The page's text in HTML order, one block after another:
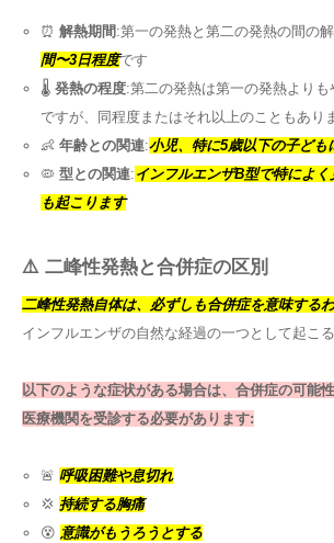
⏰ 解熱期間 :第一の発熱と第二の発熱の間の解
間〜3日程度です
🌡️ 発熱の程度:第二の発熱は第一の発熱より
ですが、同程度またはそれ以上のこともあり
👶 年齢との関連:小児、特に5歳以下の子ども
🦠 型との関連: インフルエンザB型で特によ
も起こります
⚠️ 二峰性発熱と合併症の区別
二峰性発熱自体は、必ずしも合併症を意味する
インフルエンザの自然な経過の一つとして起こ
以下のような症状がある場合は、合併症の可能
医療機関を受診する必要があります:
🚨 呼吸困難や息切れ
💢 持続する胸痛
😵 意識がもうろうとする